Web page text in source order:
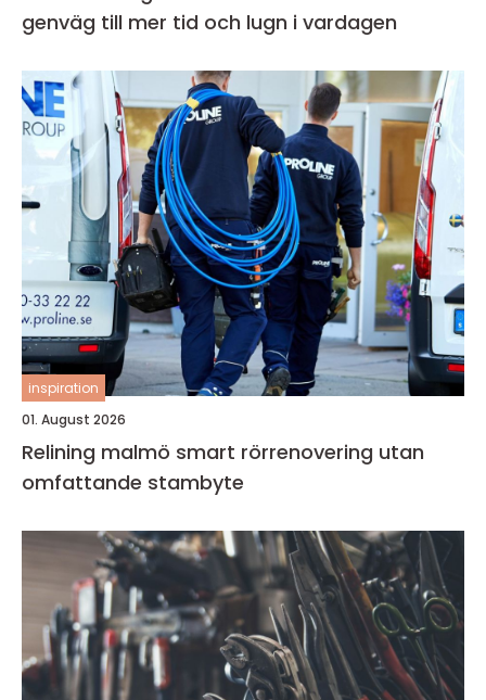
genväg till mer tid och lugn i vardagen
inspiration
01. August 2026
Relining malmö smart rörrenovering utan
omfattande stambyte